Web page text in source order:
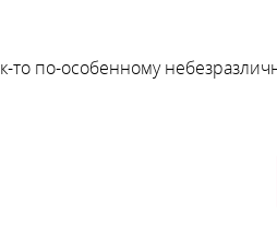
по-особенному